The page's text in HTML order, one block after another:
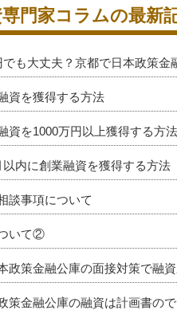
門家コラムの最新
でも大丈夫？京都で日本政策金
資を獲得する方法
資を1000万円以上獲得する方法
内に創業融資を獲得する方法
談事項について
いて②
政策金融公庫の面接対策で融
策金融公庫の融資は計画書の